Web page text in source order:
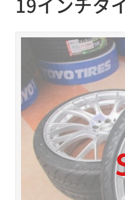
19インチタ